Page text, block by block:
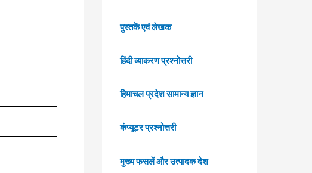
पुस्तकें एवं लेखक
हिंदी व्याकरण प्रश्नोत्तरी
हिमाचल प्रदेश सामान्य ज्ञान
कंप्यूटर प्रश्नोत्तरी
मुख्य फसलें और उत्पादक देश